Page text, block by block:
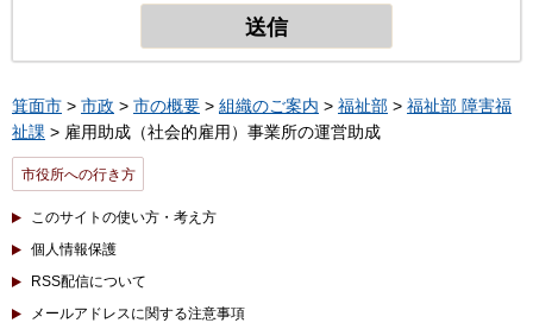
箕面市 > 市政 > 市の概要 > 組織のご案内 > 福祉部 > 福祉部 障害福
祉課 > 雇用助成（社会的雇用）事業所の運営助成
市役所への行き方
このサイトの使い方・考え方
個人情報保護
RSS配信について
メールアドレスに関する注意事項